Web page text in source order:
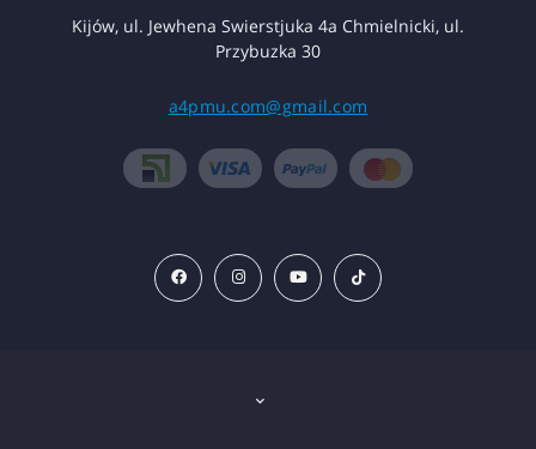
Kijów, ul. Jewhena Swierstjuka 4a Chmielnicki, ul.
Przybuzka 30
a4pmu.com@gmail.com